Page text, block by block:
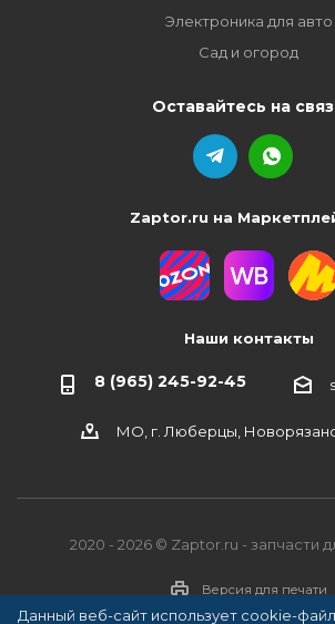
Электроника для авто
Сад и огород
Оставайтесь на
Zaptor.ru на
Наши контакты
8 (965) 245-92-45
МО, г. Люберцы,
2020 - 2026 © Zaptor.ru - запчасти
Версия для печати
Данный веб-сайт использует cookie-